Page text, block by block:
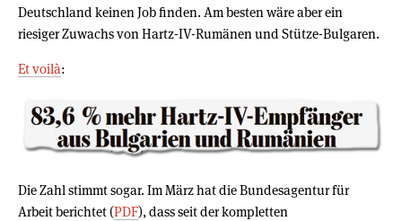
Deutschland keinen Job finden. Am besten wäre aber ein
riesiger Zuwachs von Hartz-IV-Rumänen und Stütze-Bulgaren.
Et voilà:
Die Zahl stimmt sogar. Im März hat die Bundesagentur für
Arbeit berichtet (PDF), dass seit der kompletten